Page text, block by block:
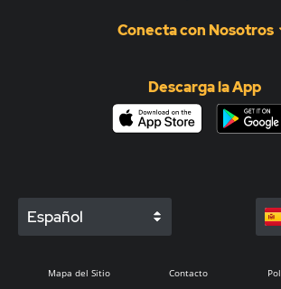
Conecta con Nosotros
Descarga la App
Español
Mapa del Sitio Contacto